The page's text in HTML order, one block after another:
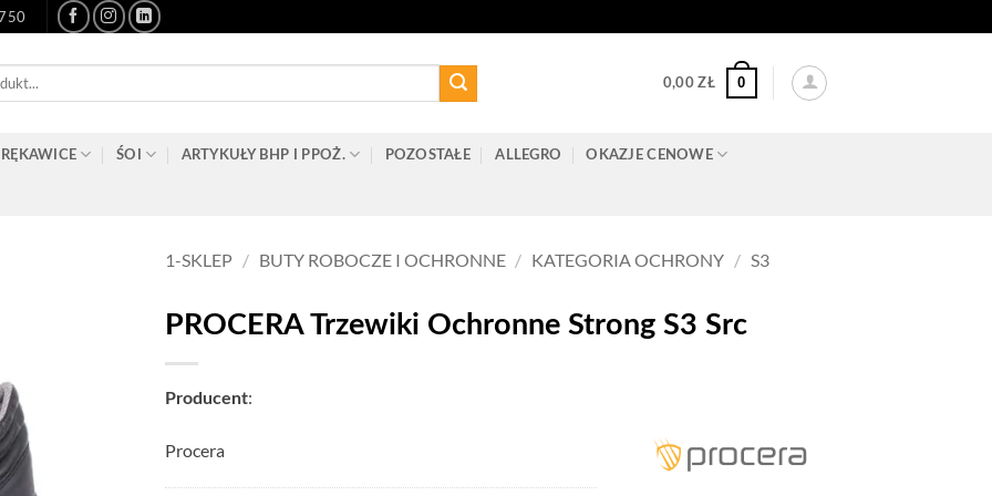
0,00ZŁ 0
RĘKAWICE ŚOI ARTYKUŁY BHP I PPOŻ. POZOSTAŁE ALLEGRO OKAZJE CENOWE
1-SKLEP / BUTY ROBOCZE I OCHRONNE / KATEGORIA OCHRONY / S3
PROCERA Trzewiki Ochronne Strong S3 Src
Producent:
Procera